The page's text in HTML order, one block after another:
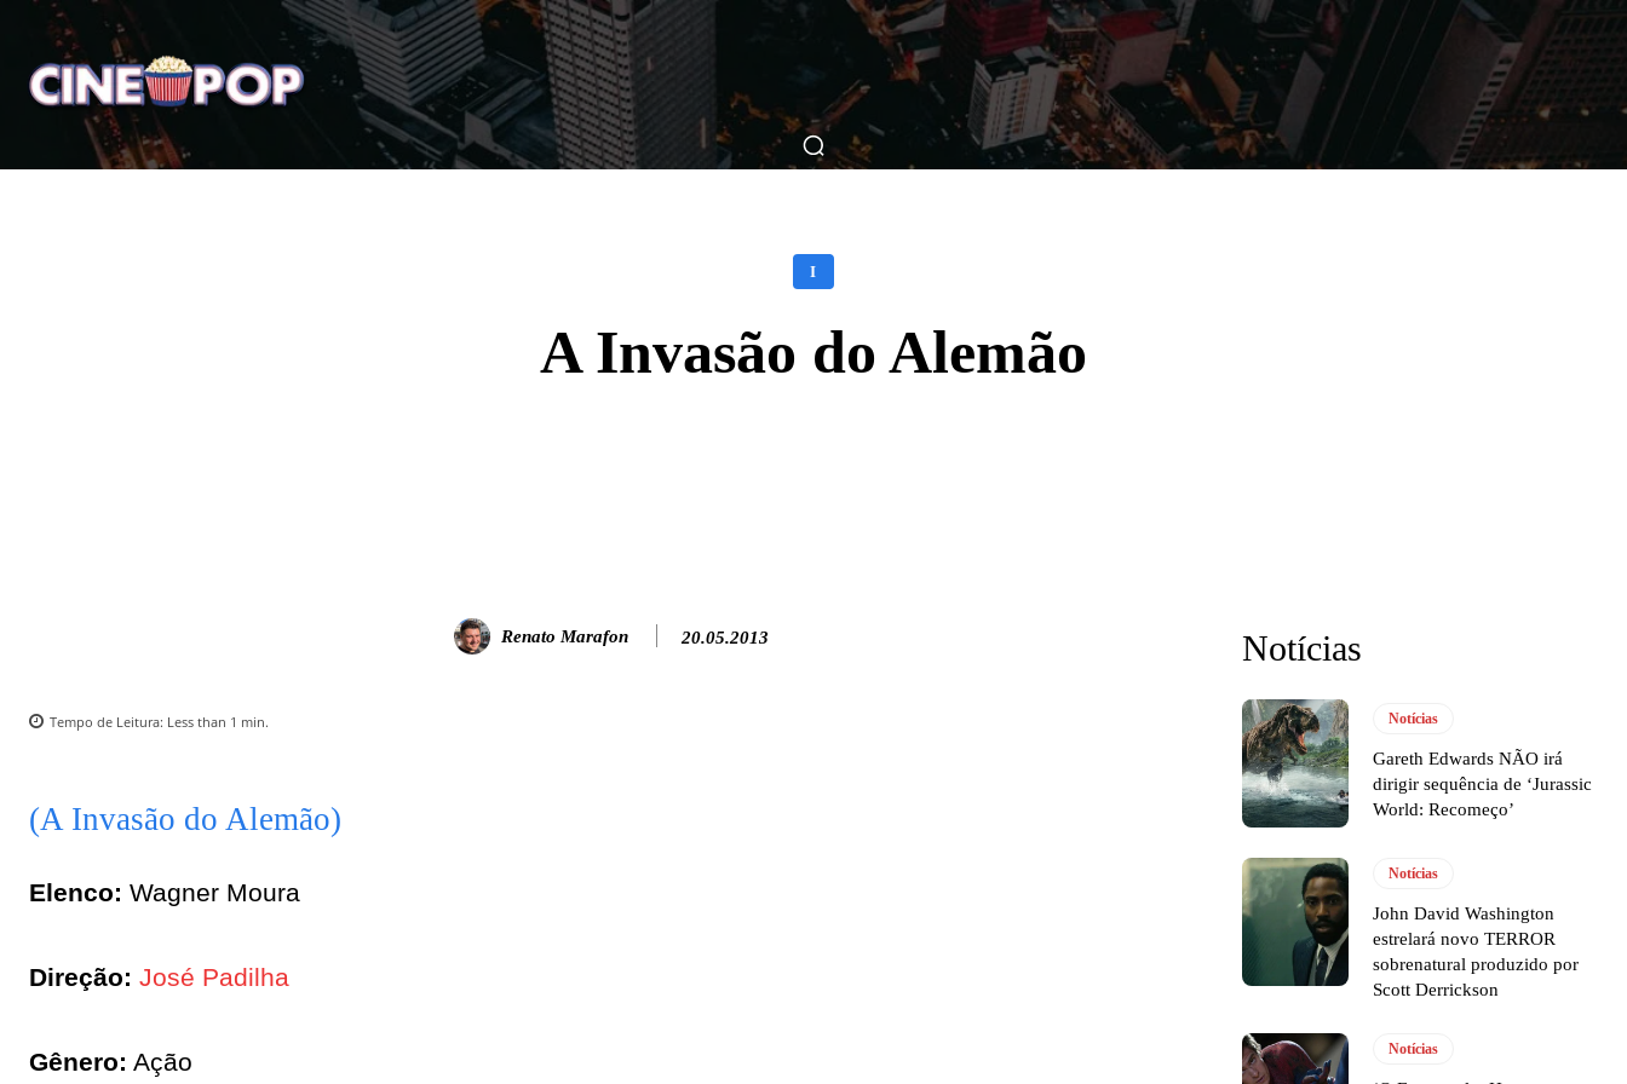
Home Notícias Críticas Breve Nos Cinemas Matérias Nos Cinemas Filmes Séries Música Gênero
I
A Invasão do Alemão
Renato Marafon 20.05.2013
Tempo de Leitura: Less than 1 min.
(A Invasão do Alemão)
Elenco: Wagner Moura
Direção: José Padilha
Gênero: Ação
Notícias
Notícias
Gareth Edwards NÃO irá
dirigir sequência de ‘Jurassic
World: Recomeço’
Notícias
John David Washington
estrelará novo TERROR
sobrenatural produzido por
Scott Derrickson
Notícias